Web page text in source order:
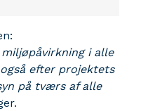
i alle
efter projektets
på tværs af alle